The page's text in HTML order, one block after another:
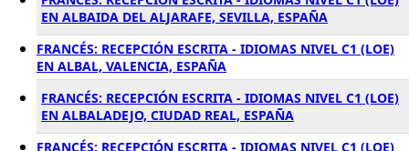
EN ALBAIDA DEL ALJARAFE, SEVILLA, ESPAÑA
FRANCÉS: RECEPCIÓN ESCRITA - IDIOMAS NIVEL C1 (LOE)
EN ALBAL, VALENCIA, ESPAÑA
FRANCÉS: RECEPCIÓN ESCRITA - IDIOMAS NIVEL C1 (LOE)
EN ALBALADEJO, CIUDAD REAL, ESPAÑA
FRANCÉS: RECEPCIÓN ESCRITA - IDIOMAS NIVEL C1 (LOE)